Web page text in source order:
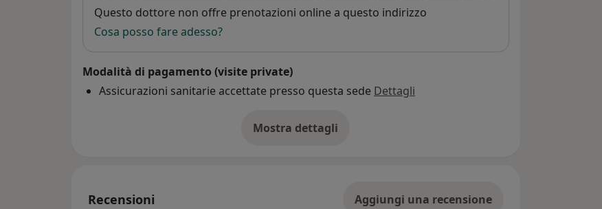
Disponibilità
Questo dottore non offre prenotazioni online a questo indirizzo
Cosa posso fare adesso?
Modalità di pagamento (visite private)
Assicurazioni sanitarie accettate presso questa sede Dettagli
Mostra dettagli
sull'indirizzo
Recensioni Aggiungi una recensione